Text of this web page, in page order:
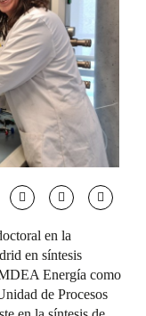
en la
en síntesis
Energía como
de Procesos